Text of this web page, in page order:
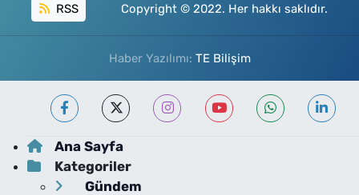
RSS Copyright © 2022. Her hakkı saklıdır.
Haber Yazılımı: TE Bilişim
Ana Sayfa
Kategoriler
Gündem